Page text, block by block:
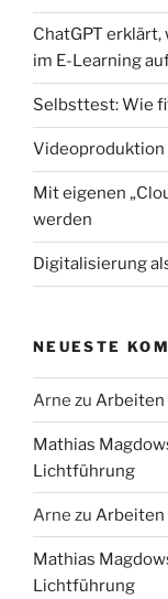
ChatGPT
im E-Learning
Selbsttest: Wie
Videoproduktion
Mit eigenen
werden
Digitalisierung
NEUESTE
Arne zu Arbeiten
Mathias
Lichtführung
Arne zu Arbeiten
Mathias
Lichtführung